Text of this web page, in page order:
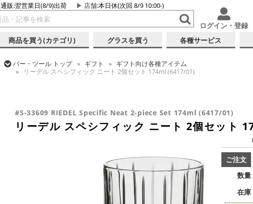
通販:翌営業日(8/9)出荷 店舗:本日休(次回 8/9 10:00-)
ログイン・登録
商品を買う(カテゴリ) グラスを買う 各種サービス
バー・ツール トップ ギフト
ギフト向け各種アイテム
リーデル スペシフィック ニート 2個セット 174ml (6417/01)
#S-33609 RIEDEL Specific Neat 2-piece Set 174ml (6417/01)
リーデル スペシフィック ニート 2個セット
ご注文
数量
在庫